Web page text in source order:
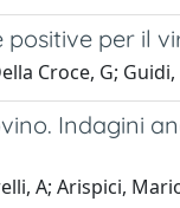
per il
Croce, G;
Indagini
A; Arispici,